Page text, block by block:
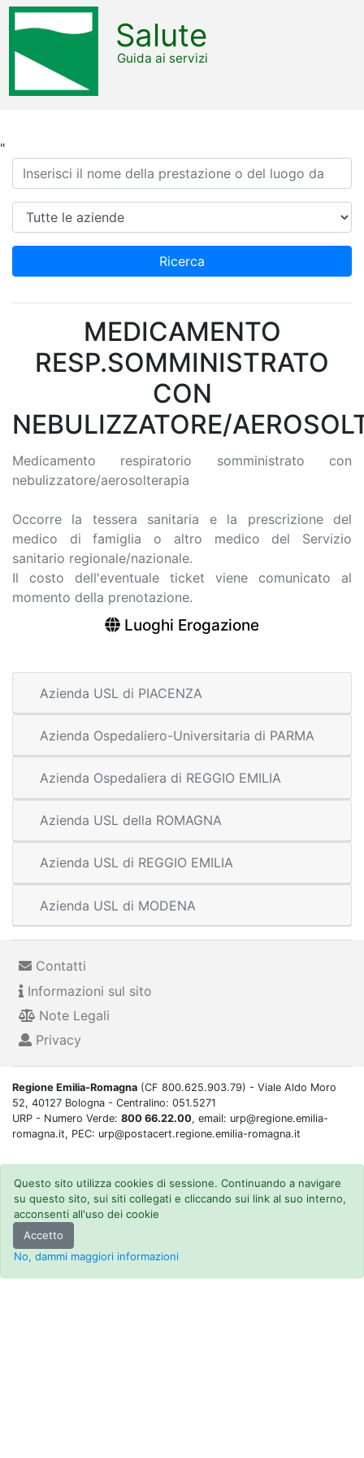
"
Salute
Guida ai servizi
Ricerca
Azienda
Ricerca
MEDICAMENTO
RESP.SOMMINISTRATO
CON
NEBULIZZATORE/
Medicamento respiratorio somministrato con
nebulizzatore/aerosolterapia
Occorre la tessera sanitaria e la prescrizione del
medico di famiglia o altro medico del Servizio
sanitario regionale/nazionale.
Il costo dell'eventuale ticket viene comunicato al
momento della prenotazione.
Luoghi Erogazione
Azienda USL di PIACENZA
Azienda Ospedaliero-Universitaria di PARMA
Azienda Ospedaliera di REGGIO EMILIA
Azienda USL della ROMAGNA
Azienda USL di REGGIO EMILIA
Azienda USL di MODENA
Contatti
Informazioni sul sito
Note Legali
Privacy
Regione Emilia-Romagna (CF 800.625.903.79) - Viale Aldo Moro
52, 40127 Bologna - Centralino: 051.5271
URP - Numero Verde: 800 66.22.00, email: urp@regione.emilia-
romagna.it, PEC: urp@postacert.regione.emilia-romagna.it
Questo sito utilizza cookies di sessione. Continuando a navigare
su questo sito, sui siti collegati e cliccando sui link al suo interno,
acconsenti all'uso dei cookie
Accetto
No, dammi maggiori informazioni